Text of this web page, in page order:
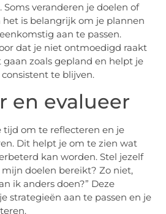
veranderen je doelen of
is belangrijk om je plannen
aan te passen.
dat je niet ontmoedigd raakt
zoals gepland en helpt je
te blijven.
en evalueer
om te reflecteren en je
Dit helpt je om te zien wat
kan worden. Stel jezelf
mijn doelen bereikt? Zo niet,
ik anders doen?” Deze
strategieën aan te passen en je